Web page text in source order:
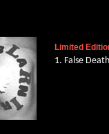
Limited
1. False